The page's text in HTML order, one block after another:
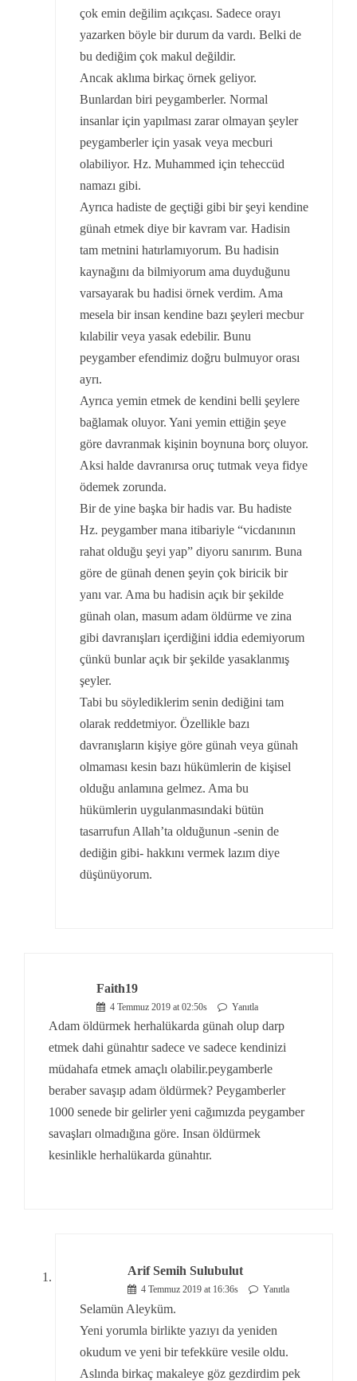
çok emin değilim açıkçası. Sadece orayı
yazarken böyle bir durum da vardı. Belki de
bu dediğim çok makul değildir.
Ancak aklıma birkaç örnek geliyor.
Bunlardan biri peygamberler. Normal
insanlar için yapılması zarar olmayan şeyler
peygamberler için yasak veya mecburi
olabiliyor. Hz. Muhammed için teheccüd
namazı gibi.
Ayrıca hadiste de geçtiği gibi bir şeyi kendine
günah etmek diye bir kavram var. Hadisin
tam metnini hatırlamıyorum. Bu hadisin
kaynağını da bilmiyorum ama duyduğunu
varsayarak bu hadisi örnek verdim. Ama
mesela bir insan kendine bazı şeyleri mecbur
kılabilir veya yasak edebilir. Bunu
peygamber efendimiz doğru bulmuyor orası
ayrı.
Ayrıca yemin etmek de kendini belli şeylere
bağlamak oluyor. Yani yemin ettiğin şeye
göre davranmak kişinin boynuna borç oluyor.
Aksi halde davranırsa oruç tutmak veya fidye
ödemek zorunda.
Bir de yine başka bir hadis var. Bu hadiste
Hz. peygamber mana itibariyle “vicdanının
rahat olduğu şeyi yap” diyoru sanırım. Buna
göre de günah denen şeyin çok biricik bir
yanı var. Ama bu hadisin açık bir şekilde
günah olan, masum adam öldürme ve zina
gibi davranışları içerdiğini iddia edemiyorum
çünkü bunlar açık bir şekilde yasaklanmış
şeyler.
Tabi bu söylediklerim senin dediğini tam
olarak reddetmiyor. Özellikle bazı
davranışların kişiye göre günah veya günah
olmaması kesin bazı hükümlerin de kişisel
olduğu anlamına gelmez. Ama bu
hükümlerin uygulanmasındaki bütün
tasarrufun Allah’ta olduğunun -senin de
dediğin gibi- hakkını vermek lazım diye
düşünüyorum.
Faith19
4 Temmuz 2019 at 02:50s Yanıtla
Adam öldürmek herhalükarda günah olup darp
etmek dahi günahtır sadece ve sadece kendinizi
müdahafa etmek amaçlı olabilir.peygamberle
beraber savaşıp adam öldürmek? Peygamberler
1000 senede bir gelirler yeni cağımızda peygamber
savaşları olmadığına göre. Insan öldürmek
kesinlikle herhalükarda günahtır.
Arif Semih Sulubulut
4 Temmuz 2019 at 16:36s Yanıtla
Selamün Aleyküm.
Yeni yorumla birlikte yazıyı da yeniden
okudum ve yeni bir tefekküre vesile oldu.
Aslında birkaç makaleye göz gezdirdim pek